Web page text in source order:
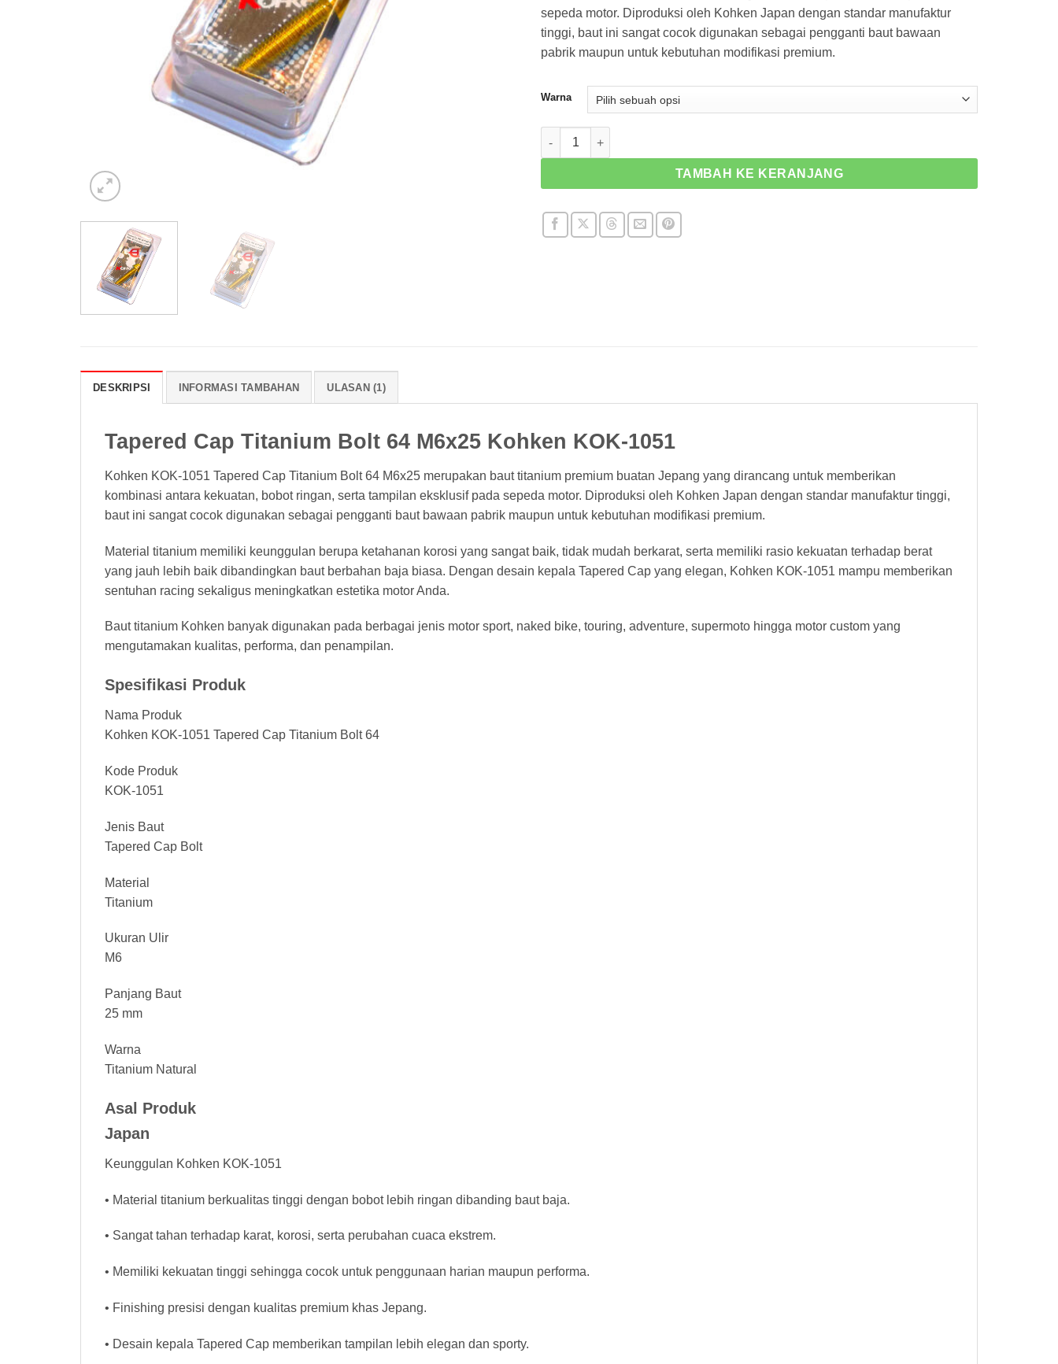
sepeda motor. Diproduksi oleh Kohken Japan dengan standar manufaktur
tinggi, baut ini sangat cocok digunakan sebagai pengganti baut bawaan
pabrik maupun untuk kebutuhan modifikasi premium.
Warna
Kuantitas Tapered Cap Titanium Bolt 64 M6x25 Kohken KOK-1051xx
TAMBAH KE KERANJANG
DESKRIPSI INFORMASI TAMBAHAN ULASAN (1)
Tapered Cap Titanium Bolt 64 M6x25 Kohken KOK-1051
Kohken KOK-1051 Tapered Cap Titanium Bolt 64 M6x25 merupakan baut titanium premium buatan Jepang yang dirancang untuk memberikan
kombinasi antara kekuatan, bobot ringan, serta tampilan eksklusif pada sepeda motor. Diproduksi oleh Kohken Japan dengan standar manufaktur tinggi,
baut ini sangat cocok digunakan sebagai pengganti baut bawaan pabrik maupun untuk kebutuhan modifikasi premium.
Material titanium memiliki keunggulan berupa ketahanan korosi yang sangat baik, tidak mudah berkarat, serta memiliki rasio kekuatan terhadap berat
yang jauh lebih baik dibandingkan baut berbahan baja biasa. Dengan desain kepala Tapered Cap yang elegan, Kohken KOK-1051 mampu memberikan
sentuhan racing sekaligus meningkatkan estetika motor Anda.
Baut titanium Kohken banyak digunakan pada berbagai jenis motor sport, naked bike, touring, adventure, supermoto hingga motor custom yang
mengutamakan kualitas, performa, dan penampilan.
Spesifikasi Produk
Nama Produk
Kohken KOK-1051 Tapered Cap Titanium Bolt 64
Kode Produk
KOK-1051
Jenis Baut
Tapered Cap Bolt
Material
Titanium
Ukuran Ulir
M6
Panjang Baut
25 mm
Warna
Titanium Natural
Asal Produk
Japan
Keunggulan Kohken KOK-1051
• Material titanium berkualitas tinggi dengan bobot lebih ringan dibanding baut baja.
• Sangat tahan terhadap karat, korosi, serta perubahan cuaca ekstrem.
• Memiliki kekuatan tinggi sehingga cocok untuk penggunaan harian maupun performa.
• Finishing presisi dengan kualitas premium khas Jepang.
• Desain kepala Tapered Cap memberikan tampilan lebih elegan dan sporty.